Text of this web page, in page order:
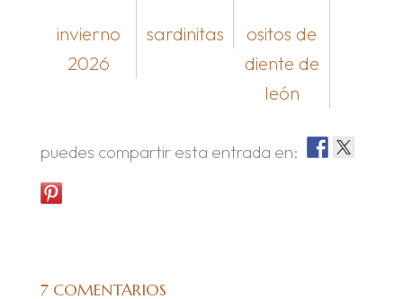
invierno
2026
sardinitas
ositos de
diente de
león
puedes compartir esta entrada en:
7 COMENTARIOS